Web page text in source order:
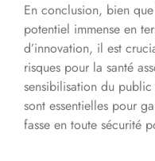
En conclusion, bien
potentiel immense en
d’innovation, il est
risques pour la santé
sensibilisation du
sont essentielles pour
fasse en toute sécurité